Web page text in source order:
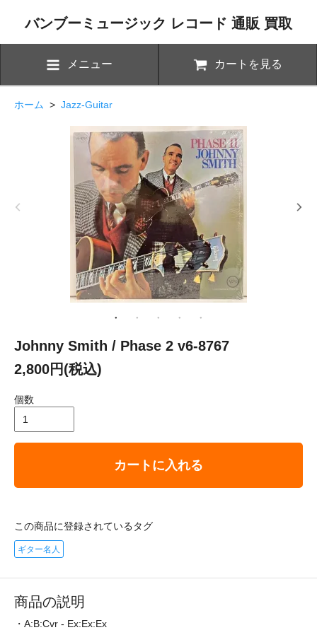
バンブーミュージック レコード 通販 買取
メニュー カートを見る
ホーム > Jazz-Guitar
Johnny Smith / Phase 2 v6-8767
2,800円(税込)
個数
カートに入れる
この商品に登録されているタグ
ギター名人
商品の説明
・A:B:Cvr - Ex:Ex:Ex